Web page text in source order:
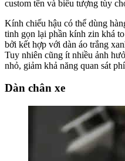
custom tên và biểu tượng tùy
Kính chiếu hậu có thể dùng
tinh gọn lại phần kính zin khá
bởi kết hợp với dàn áo trắng
Tuy nhiên cũng ít nhiều ảnh
nhỏ, giảm khả năng quan sát
Dàn chân xe